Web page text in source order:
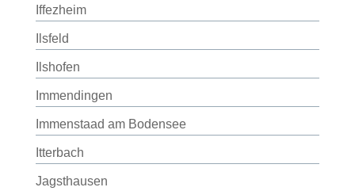
Iffezheim
Ilsfeld
Ilshofen
Immendingen
Immenstaad am Bodensee
Itterbach
Jagsthausen